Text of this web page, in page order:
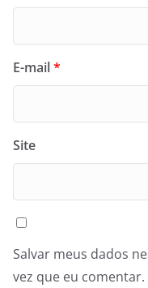
E-mail*
Site
Salvar meus dados
vez que eu comentar.